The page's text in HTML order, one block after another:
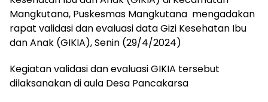
Mangkutana, Puskesmas Mangkutana mengadakan
rapat validasi dan evaluasi data Gizi Kesehatan Ibu
dan Anak (GIKIA), Senin (29/4/2024)
Kegiatan validasi dan evaluasi GIKIA tersebut
dilaksanakan di aula Desa Pancakarsa